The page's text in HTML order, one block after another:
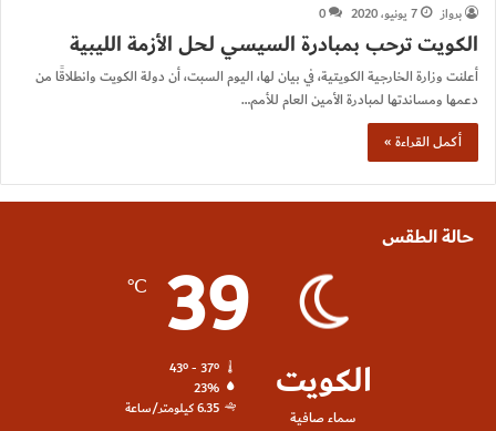
برواز
7 يونيو، 2020 0
الكويت ترحب بمبادرة السيسي لحل الأزمة الليبية
أعلنت وزارة الخارجية الكويتية، في بيان لها، اليوم السبت، أن دولة الكويت وانطلاقًا من
دعمها ومساندتها لمبادرة الأمين العام للأمم…
أكمل القراءة »
حالة الطقس
الكويت
سماء صافية
39
℃
43º - 37º
23%
6.35 كيلومتر/ساعة